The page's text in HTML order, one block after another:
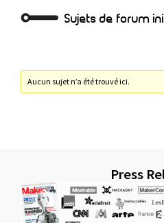
Sujets de forum
Aucun sujet n’a été trouvé ici.
Press